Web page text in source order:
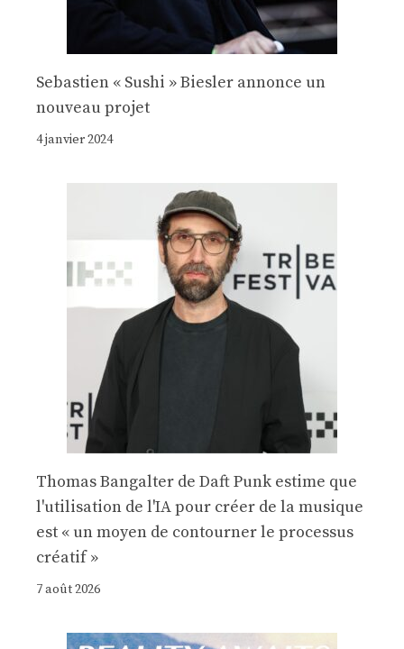
Sebastien « Sushi » Biesler annonce un
nouveau projet
4 janvier 2024
Thomas Bangalter de Daft Punk estime que
l'utilisation de l'IA pour créer de la musique
est « un moyen de contourner le processus
créatif »
7 août 2026